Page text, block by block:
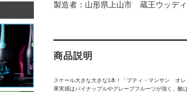
製造者：山形県上山市 蔵王ウッデ
商品説明
スケール大きな大きな1本！「プティ・マンサン オ
果実感はパイナップルやグレープフルーツが強く、酸